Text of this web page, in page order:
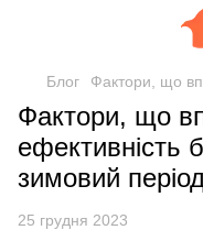
Блог Фактори, що
Фактори, що
ефективність
зимовий
25 грудня 2023